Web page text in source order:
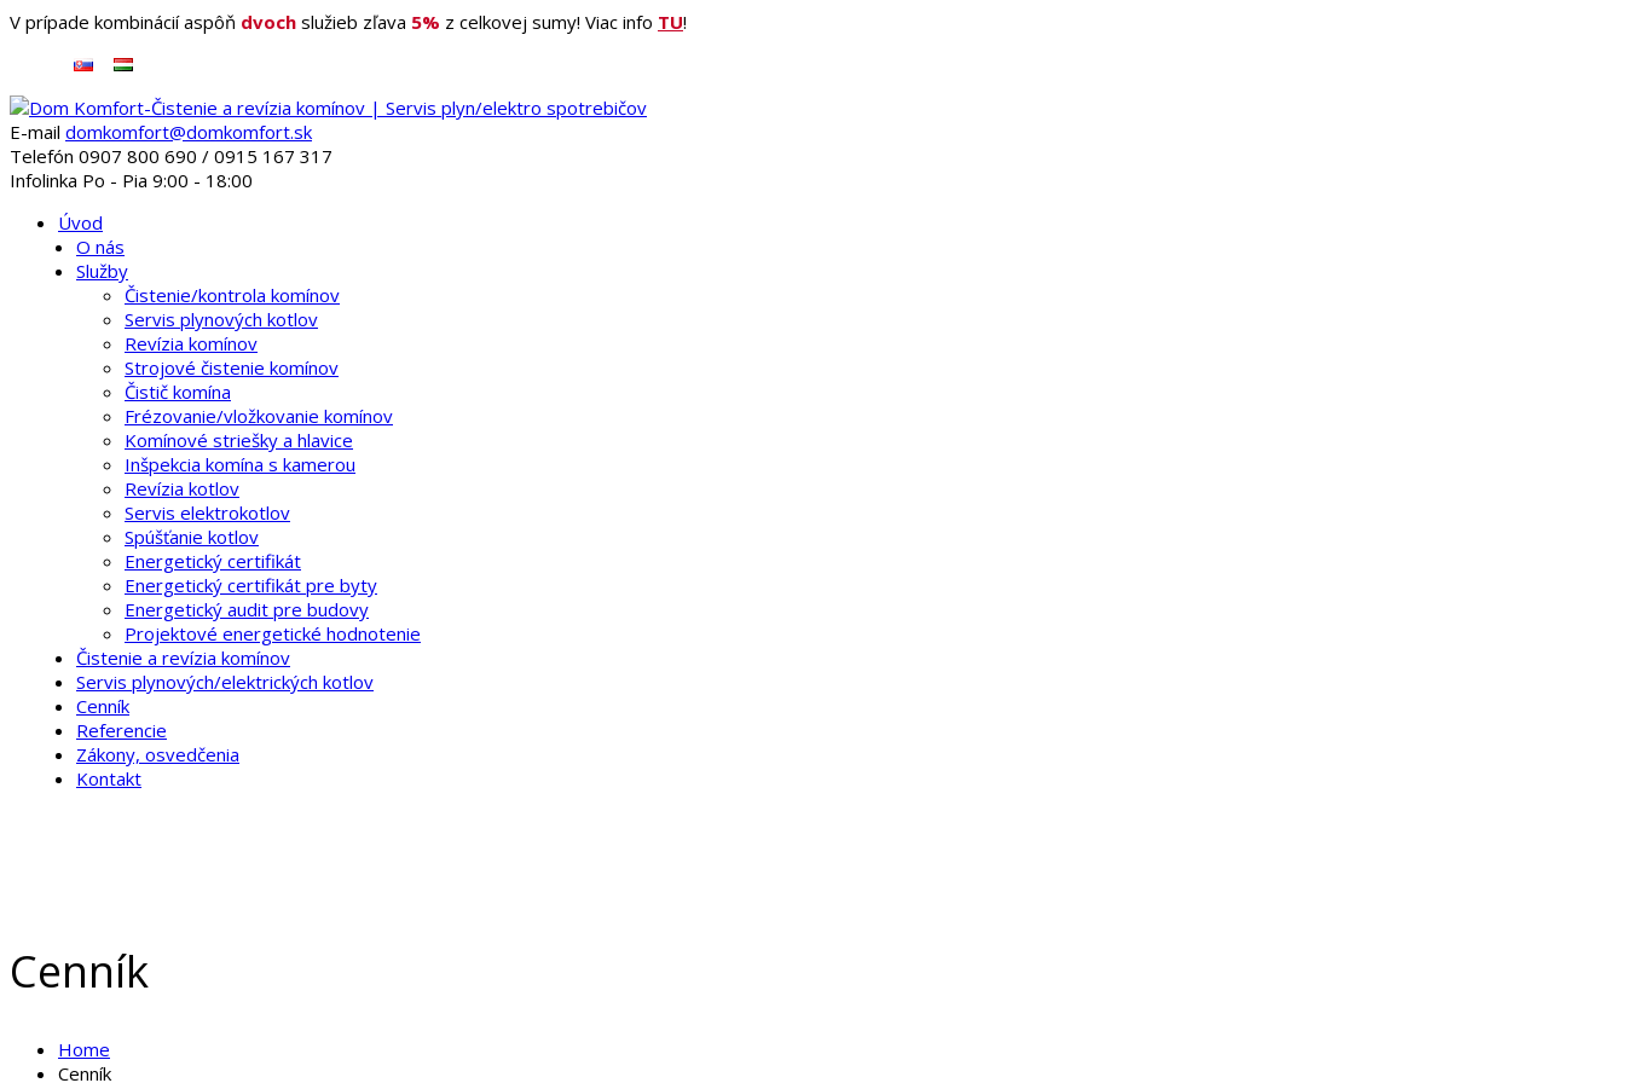
V prípade kombinácií aspôň dvoch služieb zľava 5% z celkovej sumy! Viac info TU!
E-mail domkomfort@domkomfort.sk
Telefón 0907 800 690 ‭/ 0915 167 317
Infolinka Po - Pia 9:00 - 18:00
Úvod
O nás
Služby
Čistenie/kontrola komínov
Servis plynových kotlov
Revízia komínov
Strojové čistenie komínov
Čistič komína
Frézovanie/vložkovanie komínov
Komínové striešky a hlavice
Inšpekcia komína s kamerou
Revízia kotlov
Servis elektrokotlov
Spúšťanie kotlov
Energetický certifikát
Energetický certifikát pre byty
Energetický audit pre budovy
Projektové energetické hodnotenie
Čistenie a revízia komínov
Servis plynových/elektrických kotlov
Cenník
Referencie
Zákony, osvedčenia
Kontakt
Cenník
Home
Cenník